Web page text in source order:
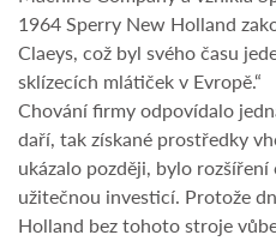
1964 Sperry New Holland
Claeys, což byl svého času
sklízecích mlátiček v Evropě.“
Chování firmy odpovídalo
daří, tak získané prostředky
ukázalo později, bylo
užitečnou investicí. Protože
Holland bez tohoto stroje